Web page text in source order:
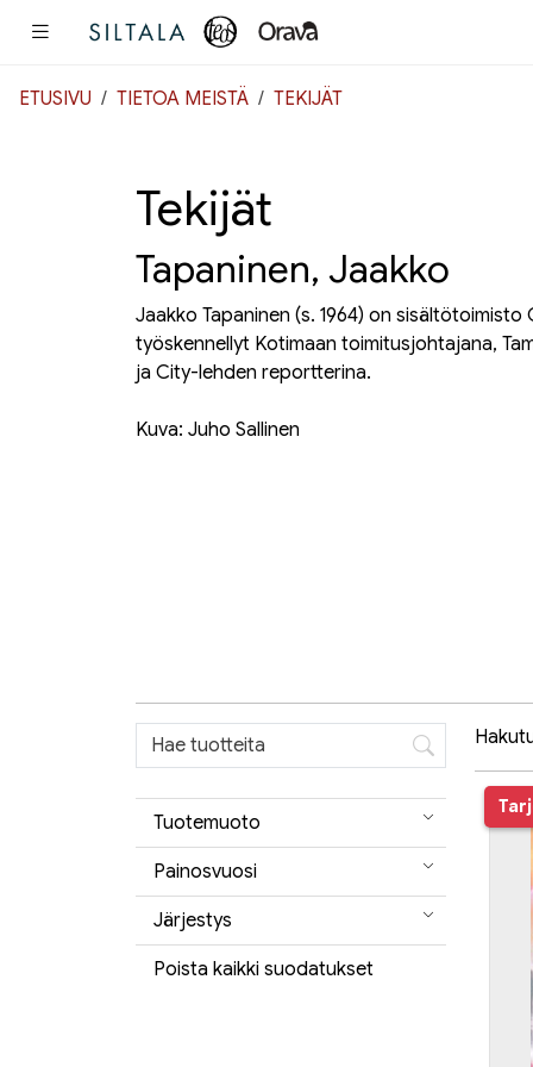
ETUSIVU TIETOA MEISTÄ TEKIJÄT
Tekijät
Tapaninen, Jaakko
Jaakko Tapaninen (s. 1964) on
työskennellyt Kotimaan toimitusjohtajana,
ja City-lehden reportterina.
Kuva: Juho Sallinen
Tuotemuoto
Painosvuosi
Järjestys
Poista kaikki suodatukset